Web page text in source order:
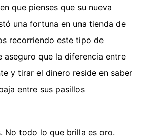
que pienses que su nueva
una fortuna en una tienda de
recorriendo este tipo de
aseguro que la diferencia entre
y tirar el dinero reside en saber
entre sus pasillos
No todo lo que brilla es oro.